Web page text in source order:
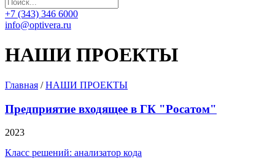
+7 (343) 346 6000
info@optivera.ru
НАШИ ПРОЕКТЫ
Главная / НАШИ ПРОЕКТЫ
Предприятие входящее в ГК "Росатом"
2023
Класс решений: анализатор кода